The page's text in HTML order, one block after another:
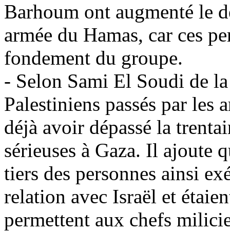
Barhoum ont augmenté le
armée du Hamas, car ces
fondement du groupe.
- Selon Sami El Soudi de
Palestiniens passés par
déjà avoir dépassé la
sérieuses à Gaza. Il ajoute
tiers des personnes ainsi
relation avec Israël et
permettent aux chefs